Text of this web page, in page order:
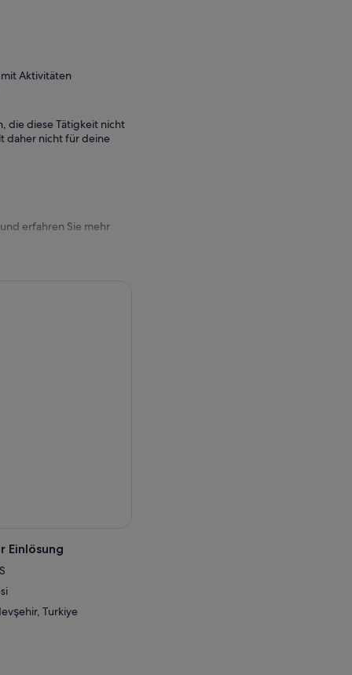
Aktivitäten
die diese Tätigkeit nicht
daher nicht für deine
erfahren Sie mehr
Turkiye